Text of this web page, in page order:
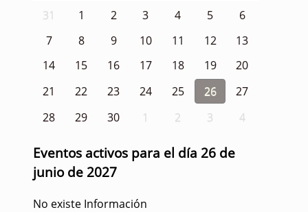
31 1 2 3 4 5
6
7
8 9 10 11 12
13
14
15 16 17 18 19
20
21
22 23 24 25 26
27
28
29 30 1 2 3 4
Eventos activos para el día 26 de
junio de 2027
No existe Información